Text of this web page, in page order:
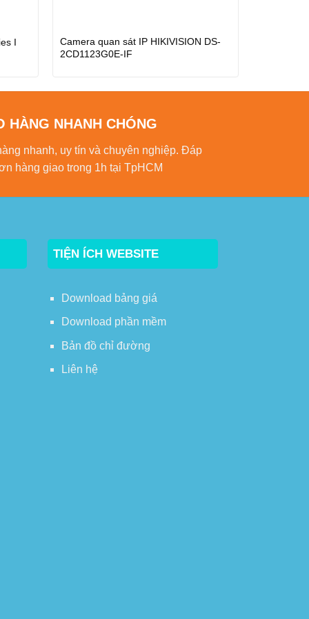
I
Camera quan sát IP HIKIVISION DS-
2CD1123G0E-IF
HÀNG NHANH CHÓNG
nhanh, uy tín và chuyên nghiệp. Đáp
hàng giao trong 1h tại TpHCM
TIỆN ÍCH WEBSITE
Download bảng giá
Download phần mềm
Bản đồ chỉ đường
Liên hệ